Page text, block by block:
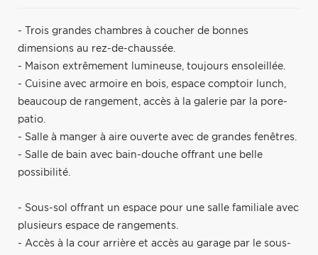
- Trois grandes chambres à coucher de bonnes
dimensions au rez-de-chaussée.
- Maison extrêmement lumineuse, toujours ensoleillée.
- Cuisine avec armoire en bois, espace comptoir lunch,
beaucoup de rangement, accès à la galerie par la pore-
patio.
- Salle à manger à aire ouverte avec de grandes fenêtres.
- Salle de bain avec bain-douche offrant une belle
possibilité.
- Sous-sol offrant un espace pour une salle familiale avec
plusieurs espace de rangements.
- Accès à la cour arrière et accès au garage par le sous-